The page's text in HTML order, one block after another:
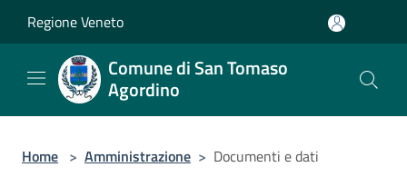
Regione Veneto
Comune di San Tomaso
Agordino
Home > Amministrazione > Documenti e dati